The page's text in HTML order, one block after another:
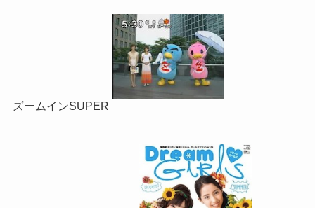
ズームインSUPER